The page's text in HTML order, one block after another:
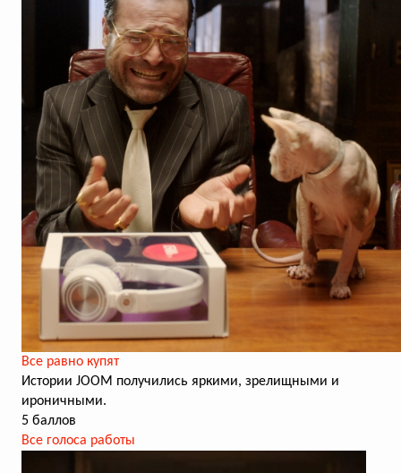
Все равно купят
Истории JOOM получились яркими, зрелищными и
ироничными.
5 баллов
Все голоса работы